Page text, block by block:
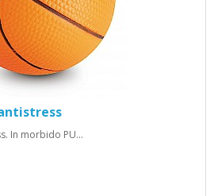
In morbido PU...